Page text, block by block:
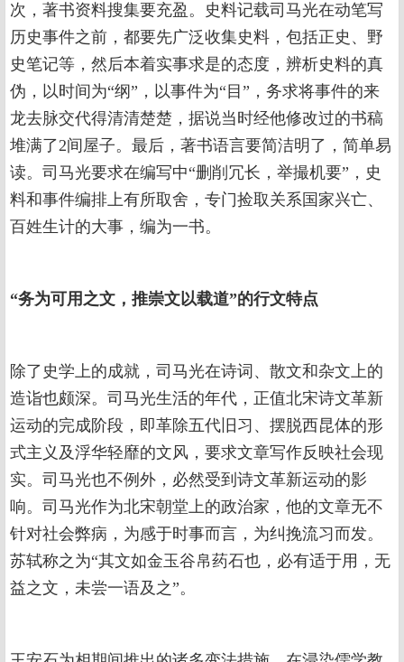
次，著书资料搜集要充盈。史料记载司马光在动笔写
历史事件之前，都要先广泛收集史料，包括正史、野
史笔记等，然后本着实事求是的态度，辨析史料的真
伪，以时间为“纲”，以事件为“目”，务求将事件的来
龙去脉交代得清清楚楚，据说当时经他修改过的书稿
堆满了2间屋子。最后，著书语言要简洁明了，简单易
读。司马光要求在编写中“删削冗长，举撮机要”，史
料和事件编排上有所取舍，专门捡取关系国家兴亡、
百姓生计的大事，编为一书。
“务为可用之文，推崇文以载道”的行文特点
除了史学上的成就，司马光在诗词、散文和杂文上的
造诣也颇深。司马光生活的年代，正值北宋诗文革新
运动的完成阶段，即革除五代旧习、摆脱西昆体的形
式主义及浮华轻靡的文风，要求文章写作反映社会现
实。司马光也不例外，必然受到诗文革新运动的影
响。司马光作为北宋朝堂上的政治家，他的文章无不
针对社会弊病，为感于时事而言，为纠挽流习而发。
苏轼称之为“其文如金玉谷帛药石也，必有适于用，无
益之文，未尝一语及之”。